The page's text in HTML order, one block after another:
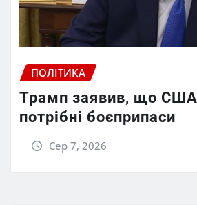
ПОЛІТИКА
Трамп заявив, що
потрібні боєприпаси
Сер 7, 2026